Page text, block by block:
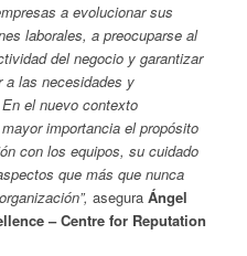
a evolucionar sus
laborales, a preocuparse al
del negocio y garantizar
a las necesidades y
el nuevo contexto
importancia el propósito
con los equipos, su cuidado
que más que nunca
aseguraÁngel
– Centre for Reputation